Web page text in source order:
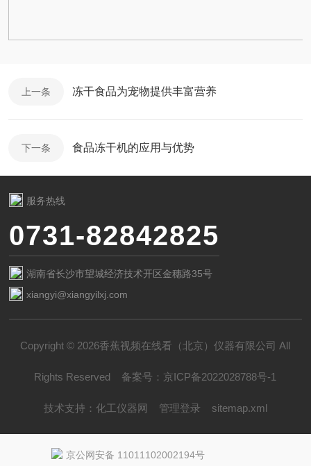
上一条 冻干食品为宠物提供丰富营养
下一条 食品冻干机的应用与优势
服务热线
0731-82842825
湖南省长沙市望城经济技术开区金穗路35号
xiangyi@xiangyilxj.com
Copyright © 2026香蕉视频在线看（北京）仪器有限公司 All
Rights Reserved 备案号： 京ICP备2022028788号-1
技术支持： 化工仪器网 管理登录 sitemap.xml
京公网安备 11011102002194号